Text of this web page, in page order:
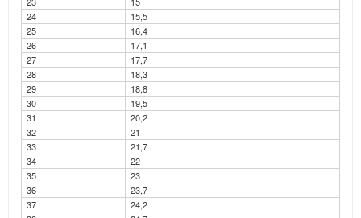
24
15,5
25
16,4
26
17,1
27
17,7
28
18,3
29
18,8
30
19,5
31
20,2
32
21
33
21,7
34
22
35
23
36
23,7
37
24,2